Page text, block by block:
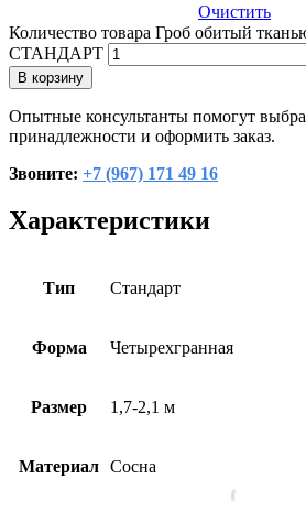
Очистить
Количество товара Гроб обитый
СТАНДАРТ
В корзину
Опытные консультанты помогут
принадлежности и оформить заказ.
Звоните: +7 (967) 171 49 16
Характеристики
Тип Cтандарт
Форма Четырехгранная
Размер 1,7-2,1 м
Материал Сосна